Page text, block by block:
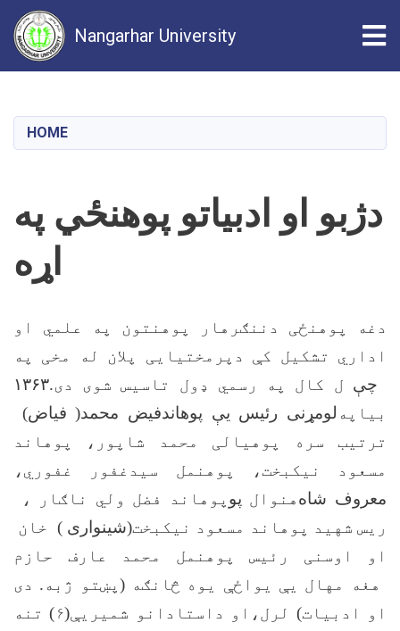
content
Nangarhar University
HOME
دژبو او ادبياتو پوهنځي په
اړه
دغه پوهنځی دننګرهار پوهنتون په علمي او
اداري تشکيل کې دپرمختيايی پلان له مخی په
۱۳۶۳ل کال په رسمي ډول تاسيس شوی دی. چې
لومړنى رئيس يې پوهاندفيض محمد( فياض) بياپه
ترتيب سره پوهيالی محمد شاپور، پوهاند
مسعود نيکبخت، پوهنمل سيدغفور غفوري،
پوهاند فضل ولي ناګار ، پو هنوالمعروف شاه
خان (شينوارى )ريس شهید پوهاند مسعود نيکبخت
او اوسنی رئیس پوهنمل محمد عارف حازم
دی . هغه مهال يې يواځې يوه څانګه (پښتو ژبه
او ادبيات) لرل،او داستادانو شميريې(۶) تنه